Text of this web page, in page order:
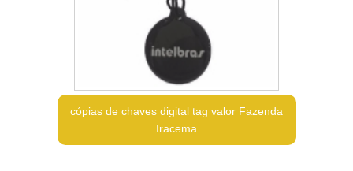
cópias de chaves digital tag valor Fazenda
Iracema